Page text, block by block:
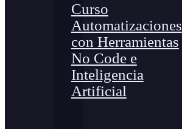
Curso
Automatizaciones
con Herramientas
No Code e
Inteligencia
Artificial